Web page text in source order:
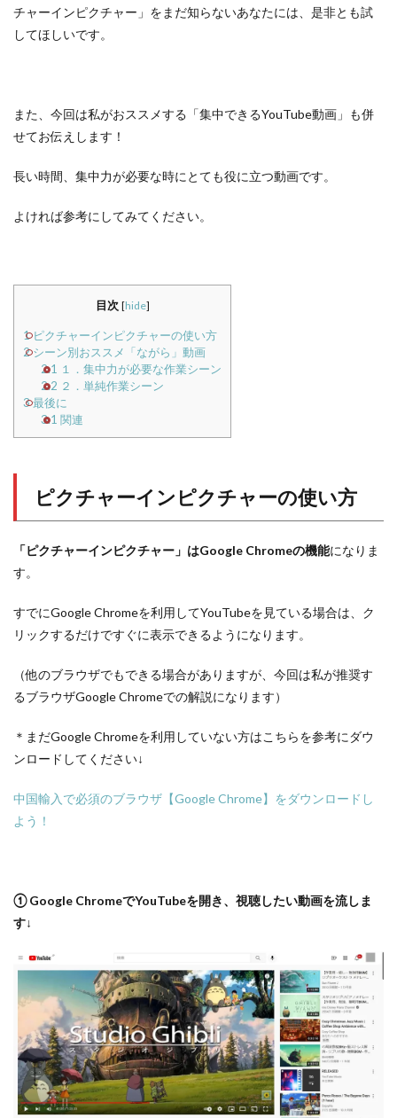
チャーインピクチャー」をまだ知らないあなたには、是非とも試
してほしいです。
また、今回は私がおススメする「集中できるYouTube動画」も併
せてお伝えします！
長い時間、集中力が必要な時にとても役に立つ動画です。
よければ参考にしてみてください。
目次 [hide]
1ピクチャーインピクチャーの使い方
2シーン別おススメ「ながら」動画
2.1 １．集中力が必要な作業シーン
2.2 ２．単純作業シーン
3最後に
3.1 関連
ピクチャーインピクチャーの使い方
「ピクチャーインピクチャー」はGoogle Chromeの機能になりま
す。
すでにGoogle Chromeを利用してYouTubeを見ている場合は、ク
リックするだけですぐに表示できるようになります。
（他のブラウザでもできる場合がありますが、今回は私が推奨す
るブラウザGoogle Chromeでの解説になります）
＊まだGoogle Chromeを利用していない方はこちらを参考にダウ
ンロードしてください↓
中国輸入で必須のブラウザ【Google Chrome】をダウンロードし
よう！
① Google ChromeでYouTubeを開き、視聴したい動画を流しま
す↓